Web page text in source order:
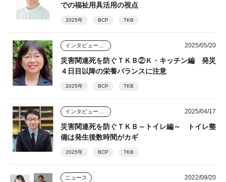
での福祉用具活用の視点
2025年 BCP TKB
2025/05/20
災害関連死を防ぐＴＫＢ②Ｋ・キッチン編 発災
４日目以降の栄養バランスに注意
2025年 BCP TKB
2025/04/17
災害関連死を防ぐＴＫＢ～トイレ編～ トイレ整
備は発生後数時間がカギ
2025年 BCP TKB
ニュース 2022/09/20